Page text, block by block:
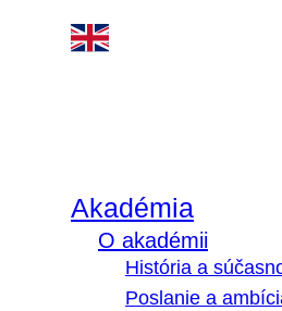
Akadémia
O akadémii
História a
Poslanie a